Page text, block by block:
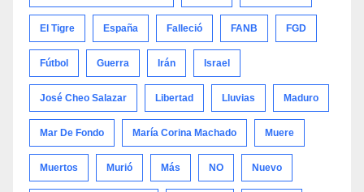
El Tigre España Falleció FANB FGD
Fútbol Guerra Irán Israel
José Cheo Salazar Libertad Lluvias Maduro
Mar De Fondo María Corina Machado Muere
Muertos Murió Más NO Nuevo